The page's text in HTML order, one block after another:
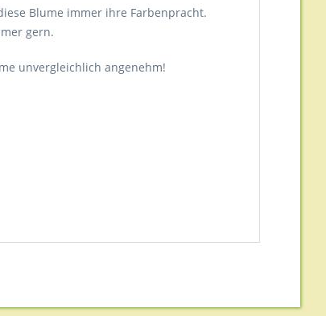
Blume immer ihre Farbenpracht.
gern.
unvergleichlich angenehm!